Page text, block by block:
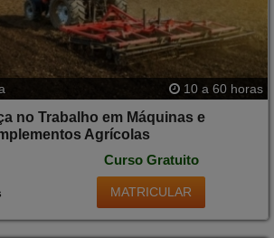
10 a 60 horas
no Trabalho em Máquinas e
Agrícolas
Curso Gratuito
MATRICULAR